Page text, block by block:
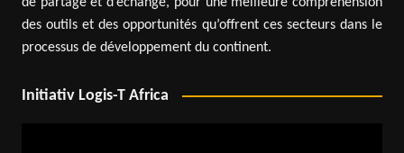
des outils et des opportunités qu’offrent ces secteurs dans le
processus de développement du continent.
Initiativ Logis-T Africa